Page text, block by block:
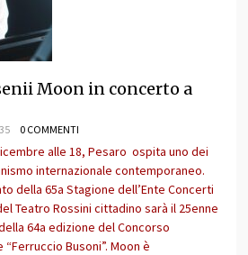
Moon in concerto a
0 COMMENTI
alle 18, Pesaro ospita uno dei
internazionale contemporaneo.
della 65a Stagione dell’Ente Concerti
Teatro Rossini cittadino sarà il 25enne
64a edizione del Concorso
Busoni”. Moon è